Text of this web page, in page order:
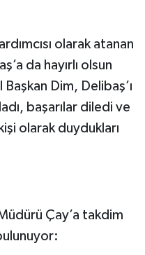
olarak atanan
da hayırlı olsun
Dim, Delibaş’ı
başarılar diledi ve
olarak duydukları
Çay’a takdim